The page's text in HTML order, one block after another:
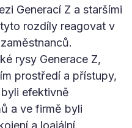
Generací Z a staršími
rozdíly reagovat v
rysy Generace Z,
prostředí a přístupy,
efektivně
a ve firmě byli
a loajální.